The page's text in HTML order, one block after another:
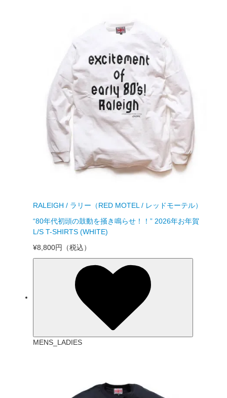
RALEIGH / ラリー（RED MOTEL / レッドモーテル）
“80年代初頭の鼓動を掻き鳴らせ！！” 2026年お年賀
L/S T-SHIRTS (WHITE)
¥8,800円
（税込）
MENS_LADIES